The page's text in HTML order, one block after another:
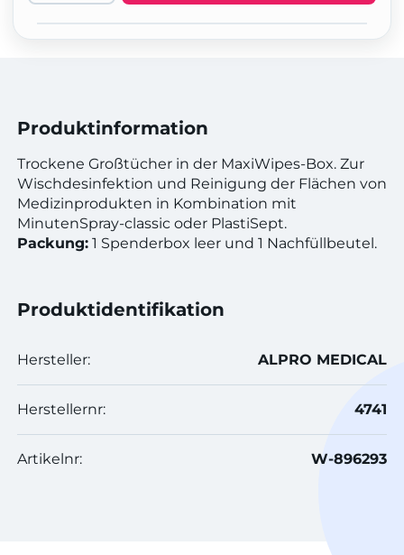
Produktinformation
Trockene Großtücher in der MaxiWipes-Box. Zur
Wischdesinfektion und Reinigung der Flächen von
Medizinprodukten in Kombination mit
MinutenSpray-classic oder PlastiSept.
Packung: 1 Spenderbox leer und 1 Nachfüllbeutel.
Produktidentifikation
Hersteller: ALPRO MEDICAL
Herstellernr: 4741
Artikelnr: W-896293